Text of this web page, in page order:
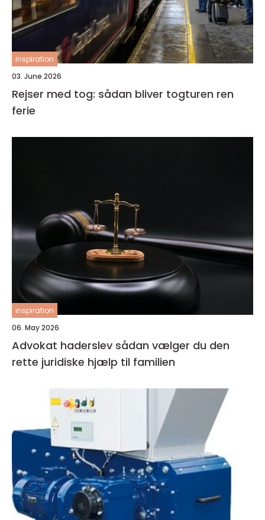
inspiration
03. June 2026
Rejser med tog: sådan bliver togturen ren
ferie
inspiration
06. May 2026
Advokat haderslev sådan vælger du den
rette juridiske hjælp til familien